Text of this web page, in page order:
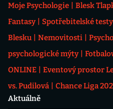
Moje Psychologie Blesk
Fantasy
Spotřebitelské testy
Blesku
Nemovitosti
psychologické mýty
ONLINE
Eventový prostor
vs. Pudilová
Chance Liga
Aktuálně